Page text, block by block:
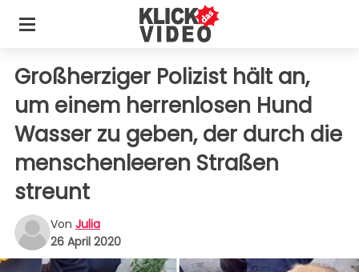
Großherziger Polizist hält an,
um einem herrenlosen Hund
Wasser zu geben, der durch die
menschenleeren Straßen
streunt
Von Julia
26 April 2020